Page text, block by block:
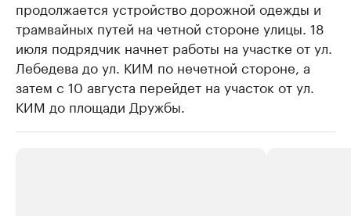
продолжается устройство дорожной одежды и
трамвайных путей на четной стороне улицы. 18
июля подрядчик начнет работы на участке от ул.
Лебедева до ул. КИМ по нечетной стороне, а
затем с 10 августа перейдет на участок от ул.
КИМ до площади Дружбы.